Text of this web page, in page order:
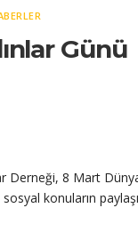
Günü
Derneği, 8 Mart
konuların